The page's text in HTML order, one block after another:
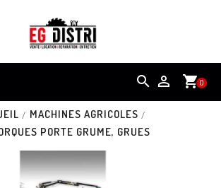
shopping_cart0

MACHINES AGRICOLES
PORTE GRUME, GRUES